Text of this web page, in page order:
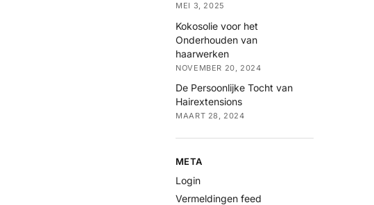
MEI 3, 2025
Kokosolie voor het
Onderhouden van
haarwerken
NOVEMBER 20, 2024
De Persoonlijke Tocht van
Hairextensions
MAART 28, 2024
META
Login
Vermeldingen feed